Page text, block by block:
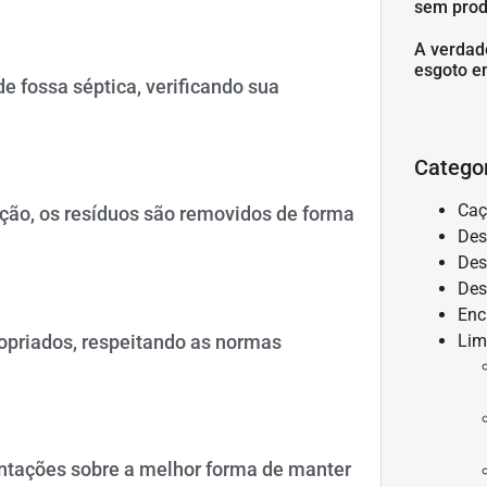
fossa séptica, verificando sua
os resíduos são removidos de forma
respeitando as normas
sobre a melhor forma de manter
sem
A
esgoto